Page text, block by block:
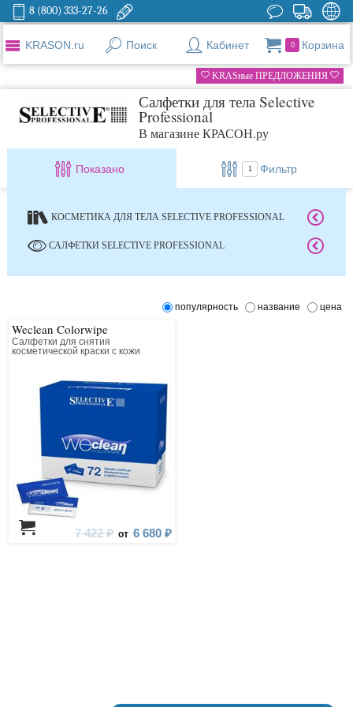
8 (800) 333-27-26
KRASON.ru Поиск Кабинет 0 Корзина
KRASные ПРЕДЛОЖЕНИЯ
Салфетки для тела Selective
Professional
В магазине КРАСОН.ру
Показано 1 Фильтр
КОСМЕТИКА ДЛЯ ТЕЛА SELECTIVE PROFESSIONAL
САЛФЕТКИ SELECTIVE PROFESSIONAL
популярность название цена
Weclean Colorwipe
Салфетки для снятия
косметической краски с кожи
7 422 ₽ от 6 680 ₽